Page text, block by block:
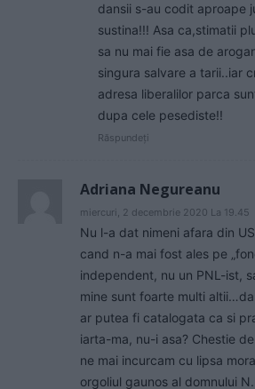
dansii s-au codit aproape
sustina!!! Asa ca,stimatii
sa nu mai fie asa de
singura salvare a tarii..iar
adresa liberalilor parca
dupa cele pesediste!!
Răspundeți
Adriana Negureanu
miercuri, 2 decembrie 2020 La 19.45
Nu l-a dat nimeni afara din
cand n-a mai fost ales pe
independent, nu un PNL-ist,
mine sunt foarte multi
ar putea fi catalogata ca si
iarta-ma, nu-i asa? Chestie
ne mai incurcam cu lipsa
orgoliul gaunos al domnului